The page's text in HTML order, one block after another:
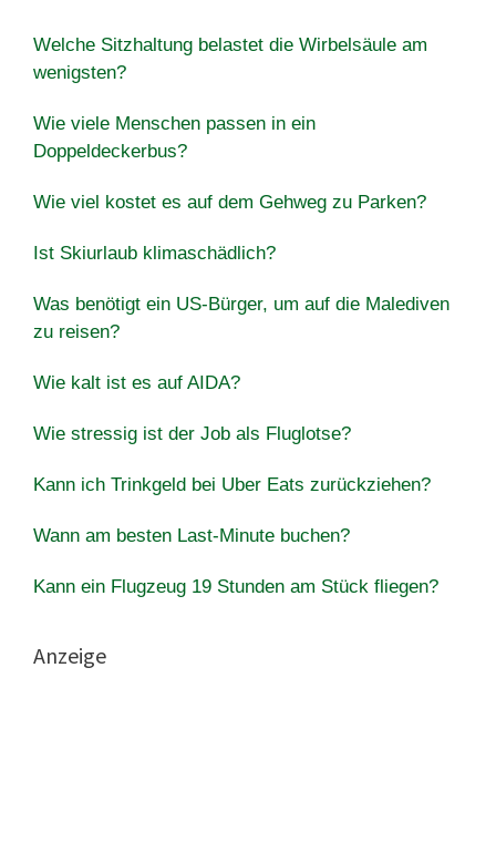
Welche Sitzhaltung belastet die Wirbelsäule am
wenigsten?
Wie viele Menschen passen in ein
Doppeldeckerbus?
Wie viel kostet es auf dem Gehweg zu Parken?
Ist Skiurlaub klimaschädlich?
Was benötigt ein US-Bürger, um auf die Malediven
zu reisen?
Wie kalt ist es auf AIDA?
Wie stressig ist der Job als Fluglotse?
Kann ich Trinkgeld bei Uber Eats zurückziehen?
Wann am besten Last-Minute buchen?
Kann ein Flugzeug 19 Stunden am Stück fliegen?
Anzeige